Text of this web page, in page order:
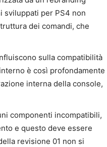
sviluppati per PS4 non
dei comandi, che
sulla compatibilità
è così profondamente
interna della console,
componenti incompatibili,
e questo deve essere
revisione 01 non si